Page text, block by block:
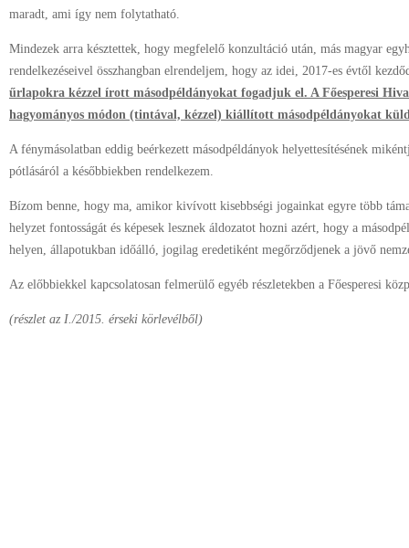
maradt, ami így nem folytatható.
Mindezek arra késztettek, hogy megfelelő konzultáció után, más magyar
rendelkezéseivel összhangban elrendeljem, hogy az idei, 2017-es évtől
űrlapokra kézzel írott másodpéldányokat fogadjuk el. A Főesperesi
hagyományos módon (tintával, kézzel) kiállított másodpéldányokat
A fénymásolatban eddig beérkezett másodpéldányok helyettesítésének
pótlásáról a későbbiekben rendelkezem.
Bízom benne, hogy ma, amikor kivívott kisebbségi jogainkat egyre több
helyzet fontosságát és képesek lesznek áldozatot hozni azért, hogy a
helyen, állapotukban időálló, jogilag eredetiként megőrződjenek a jövő
Az előbbiekkel kapcsolatosan felmerülő egyéb részletekben a Főesperesi
(részlet az I./2015. érseki körlevélből)